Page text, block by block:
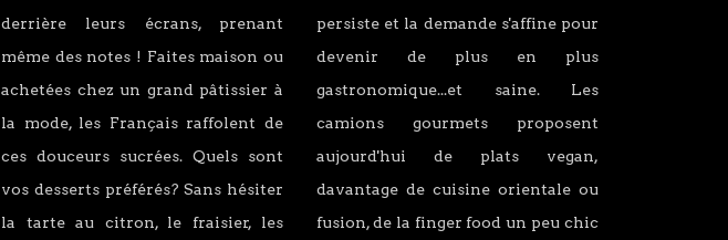
derrière leurs écrans, prenant
même des notes ! Faites maison ou
achetées chez un grand pâtissier à
la mode, les Français raffolent de
ces douceurs sucrées. Quels sont
vos desserts préférés? Sans hésiter
la tarte au citron, le fraisier, les
persiste et la demande s'affine pour
devenir de plus en plus
gastronomique...et saine. Les
camions gourmets proposent
aujourd'hui de plats vegan,
davantage de cuisine orientale ou
fusion, de la finger food un peu chic